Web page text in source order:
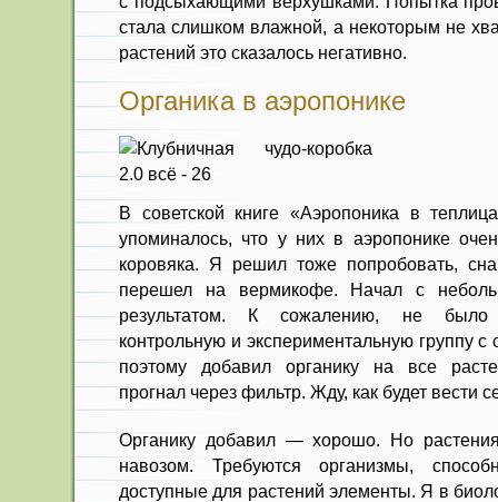
стала слишком влажной, а некоторым не
растений это сказалось негативно.
Органика в аэропонике
В советской книге «Аэропоника в
упоминалось, что у них в аэропонике
коровяка. Я решил тоже попробовать,
перешел на вермикофе. Начал с
результатом. К сожалению, не было
контрольную и экспериментальную группу
поэтому добавил органику на все
прогнал через фильтр. Жду, как будет вести
Органику добавил — хорошо. Но
навозом. Требуются организмы,
доступные для растений элементы. Я в